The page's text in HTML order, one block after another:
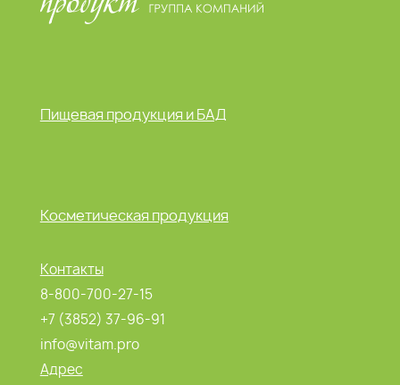
Пищевая продукция и БАД
Косметическая продукция
Контакты
8-800-700-27-15
+7 (3852) 37-96-91
info@vitam.pro
Адрес